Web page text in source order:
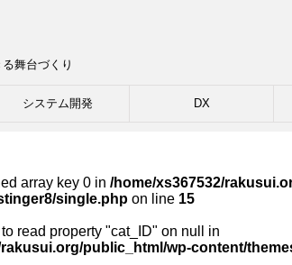
舞台づくり
システム開発 DX
array key 0 in /home/xs367532/
single.php on line 15
to read property "cat_ID" on null in
public_html/wp-content/